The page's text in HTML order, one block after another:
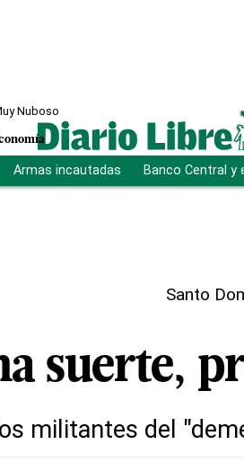
Nuboso
Armas incautadas Banco Central y
Santo
suerte,
militantes del